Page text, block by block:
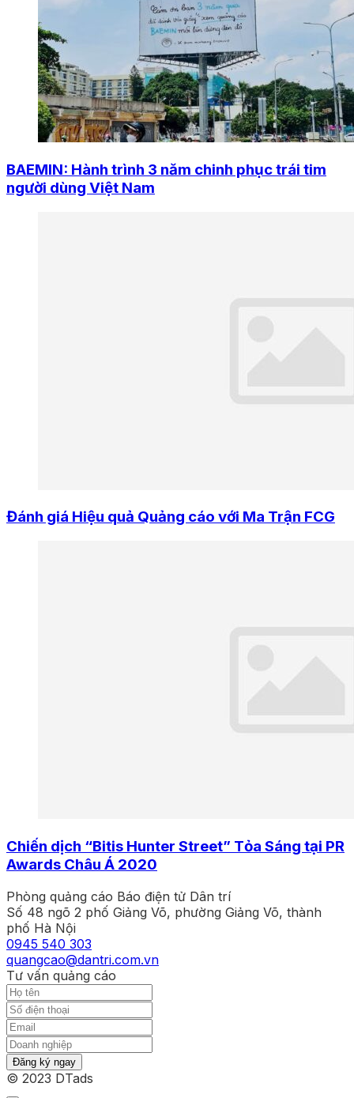
BAEMIN: Hành trình 3 năm chinh phục trái tim
người dùng Việt Nam
Đánh giá Hiệu quả Quảng cáo với Ma Trận FCG
Chiến dịch “Bitis Hunter Street” Tỏa Sáng tại PR
Awards Châu Á 2020
Phòng quảng cáo Báo điện tử Dân trí
Số 48 ngõ 2 phố Giảng Võ, phường Giảng Võ, thành
phố Hà Nội
0945 540 303
quangcao@dantri.com.vn
Tư vấn quảng cáo
Đăng ký ngay
© 2023 DTads